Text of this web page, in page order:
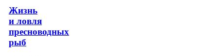
Жизнь
и ловля
пресноводных
рыб